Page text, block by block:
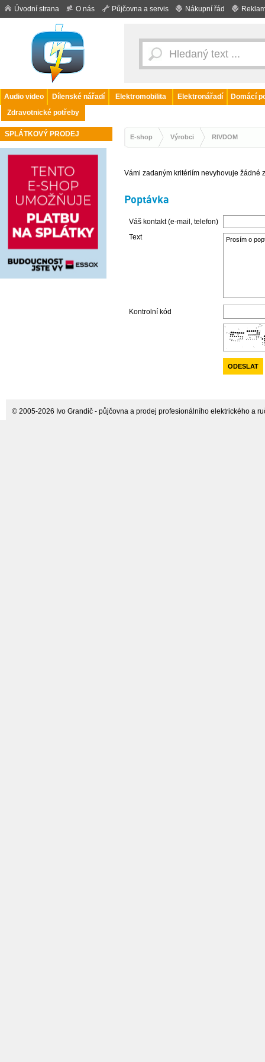
Úvodní strana O nás Půjčovna a servis Nákupní řád
Audio video Dílenské nářadí Elektromobilita Elektronářadí
Domácí
Zdravotnické potřeby
SPLÁTKOVÝ PRODEJ E-shop Výrobci RIVDOM
Vámi zadaným kritériím nevyhovuje žádné
Poptávka
Váš kontakt (e-mail, telefon)
Text
Kontrolní kód
© 2005-2026 Ivo Grandič - půjčovna a prodej profesionálního elektrického a